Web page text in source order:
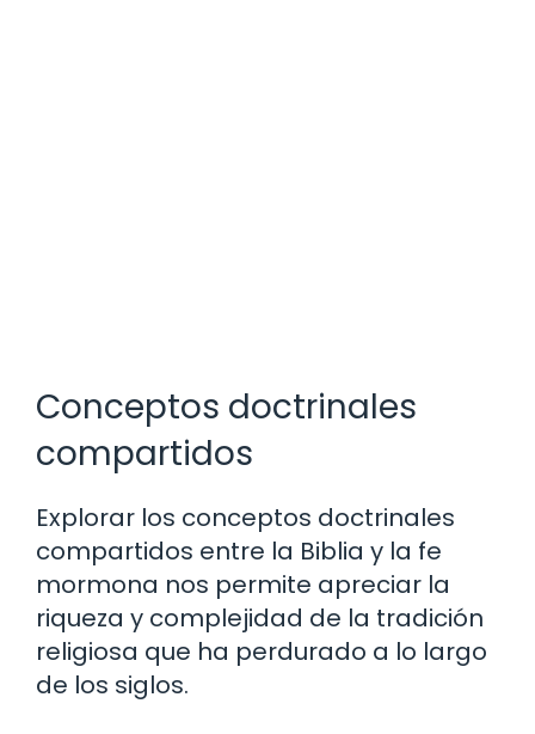
Conceptos doctrinales
compartidos
Explorar los conceptos doctrinales
compartidos entre la Biblia y la fe
mormona nos permite apreciar la
riqueza y complejidad de la tradición
religiosa que ha perdurado a lo largo
de los siglos.